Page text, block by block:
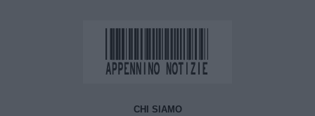
CHI SIAMO